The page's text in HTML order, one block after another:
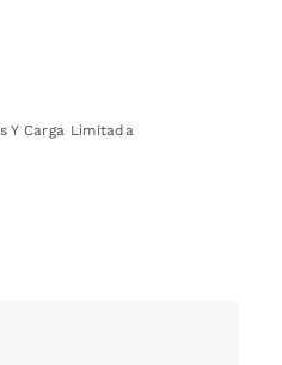
Y Carga Limitada